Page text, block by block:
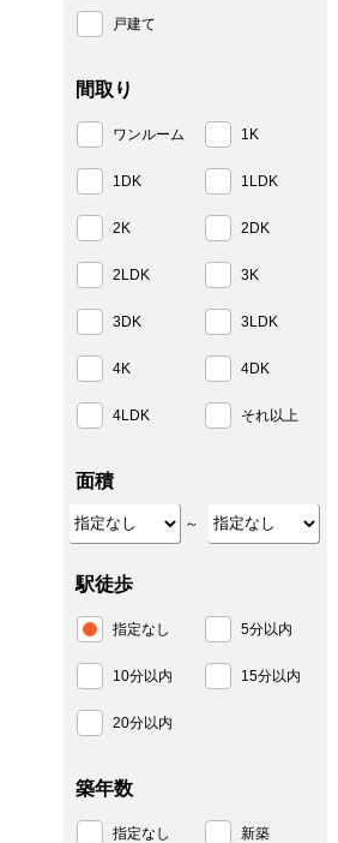
戸建て
間取り
ワンルーム 1K
1DK 1LDK
2K 2DK
2LDK 3K
3DK 3LDK
4K 4DK
4LDK それ以上
面積
～
駅徒歩
指定なし 5分以内
10分以内 15分以内
20分以内
築年数
指定なし 新築